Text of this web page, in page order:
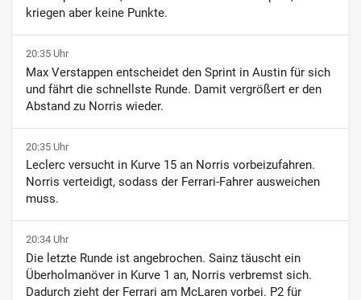
kriegen aber keine Punkte.
20:35 Uhr
Max Verstappen entscheidet den Sprint in Austin für sich
und fährt die schnellste Runde. Damit vergrößert er den
Abstand zu Norris wieder.
20:35 Uhr
Leclerc versucht in Kurve 15 an Norris vorbeizufahren.
Norris verteidigt, sodass der Ferrari-Fahrer ausweichen
muss.
20:34 Uhr
Die letzte Runde ist angebrochen. Sainz täuscht ein
Überholmanöver in Kurve 1 an, Norris verbremst sich.
Dadurch zieht der Ferrari am McLaren vorbei. P2 für